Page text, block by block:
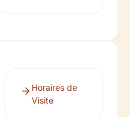
Horaires de
Visite